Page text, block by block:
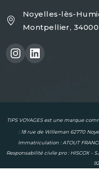
Noyelles-lès-
Montpellier, 34000
TIPS VOYAGES est une marque
: 18 rue de Willeman 62770
Immatriculation : ATOUT
Responsabilité civile pro : HISCOX -